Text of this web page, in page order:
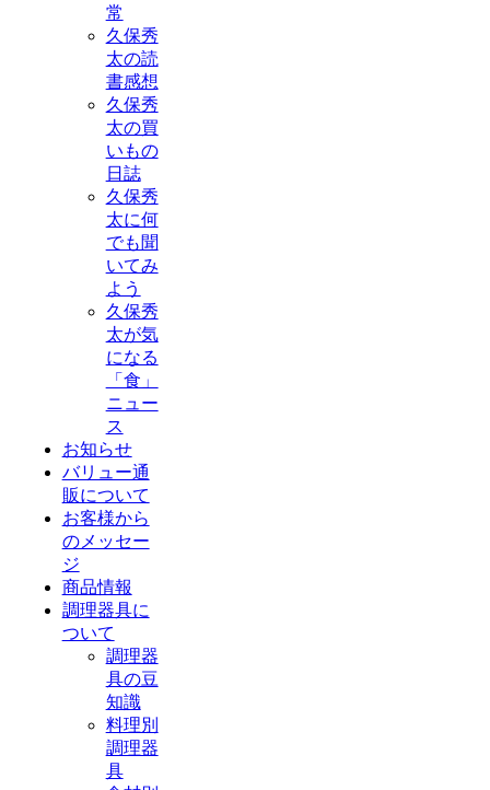
常
久保秀
太の読
書感想
久保秀
太の買
いもの
日誌
久保秀
太に何
でも聞
いてみ
よう
久保秀
太が気
になる
「食」
ニュー
ス
お知らせ
バリュー通
販について
お客様から
のメッセー
ジ
商品情報
調理器具に
ついて
調理器
具の豆
知識
料理別
調理器
具